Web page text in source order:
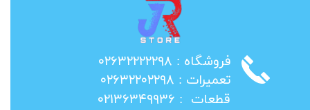
​فروشگاه : ۰۲۶۳۲۲۲۲۲۹۸
​تعمیرات : ۰۲۶۳۲۲۰۲۲۹۸
​قطعات : ۰۲۱۳۶۳۴۹۹۳۶